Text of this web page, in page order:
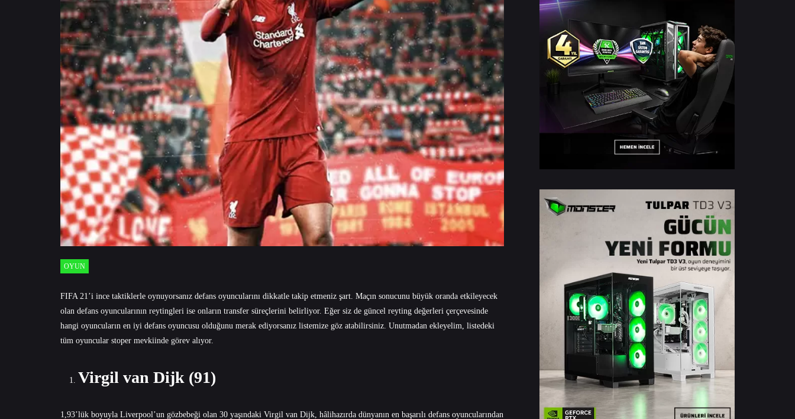
OYUN
FIFA 21’i ince taktiklerle oynuyorsanız defans oyuncularını dikkatle takip etmeniz şart. Maçın sonucunu büyük oranda etkileyecek
olan defans oyuncularının reytingleri ise onların transfer süreçlerini belirliyor. Eğer siz de güncel reyting değerleri çerçevesinde
hangi oyuncuların en iyi defans oyuncusu olduğunu merak ediyorsanız listemize göz atabilirsiniz. Unutmadan ekleyelim, listedeki
tüm oyuncular stoper mevkiinde görev alıyor.
Virgil van Dijk (91)
1,93’lük boyuyla Liverpool’un gözbebeği olan 30 yaşındaki Virgil van Dijk, hâlihazırda dünyanın en başarılı defans oyuncularından